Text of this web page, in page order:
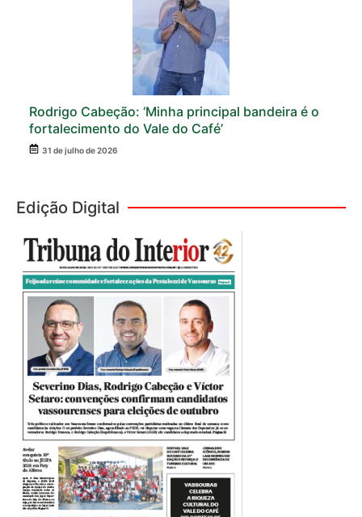
Rodrigo Cabeção: ‘Minha principal bandeira é o
fortalecimento do Vale do Café’
31 de julho de 2026
Edição Digital